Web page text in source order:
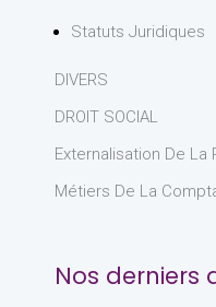
Statuts Juridiques
DIVERS
DROIT SOCIAL
Externalisation De La
Métiers De La
Nos derniers